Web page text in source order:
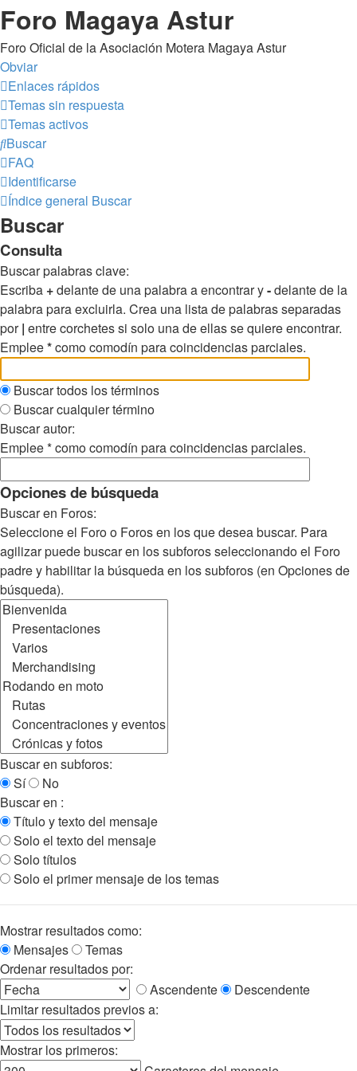
Foro Magaya Astur
Foro Oficial de la Asociación Motera Magaya Astur
Obviar
Enlaces rápidos
Temas sin respuesta
Temas activos
Buscar
FAQ
Identificarse
Índice general Buscar
Buscar
Consulta
Buscar palabras clave:
Escriba +delante de una palabra a encontrar y-delante de la
palabra para excluirla. Crea una lista de palabras separadas
por| entre corchetes si solo una de ellas se quiere encontrar.
Emplee*como comodín para coincidencias parciales.
Buscar todos los términos
Buscar cualquier término
Buscar autor:
Emplee * como comodín para coincidencias parciales.
Opciones de búsqueda
Buscar en Foros:
Seleccione el Foro o Foros en los que desea buscar. Para
agilizar puede buscar en los subforos seleccionando el Foro
padre y habilitar la búsqueda en los subforos (en Opciones de
búsqueda).
Buscar en subforos:
Sí
No
Buscar en :
Título y texto del mensaje
Solo el texto del mensaje
Solo títulos
Solo el primer mensaje de los temas
Mostrar resultados como:
Mensajes
Temas
Ordenar resultados por:
Ascendente
Descendente
Limitar resultados previos a:
Mostrar los primeros: